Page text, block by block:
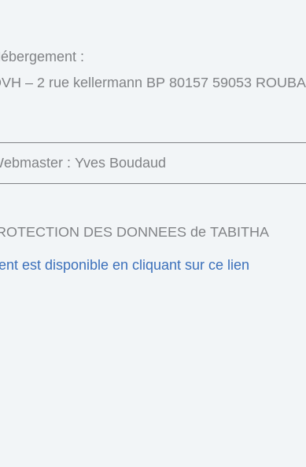
:
– 2 rue kellermann BP 80157 59053
: Yves Boudaud
DES DONNEES de TABITHA
est disponible en cliquant sur ce lien